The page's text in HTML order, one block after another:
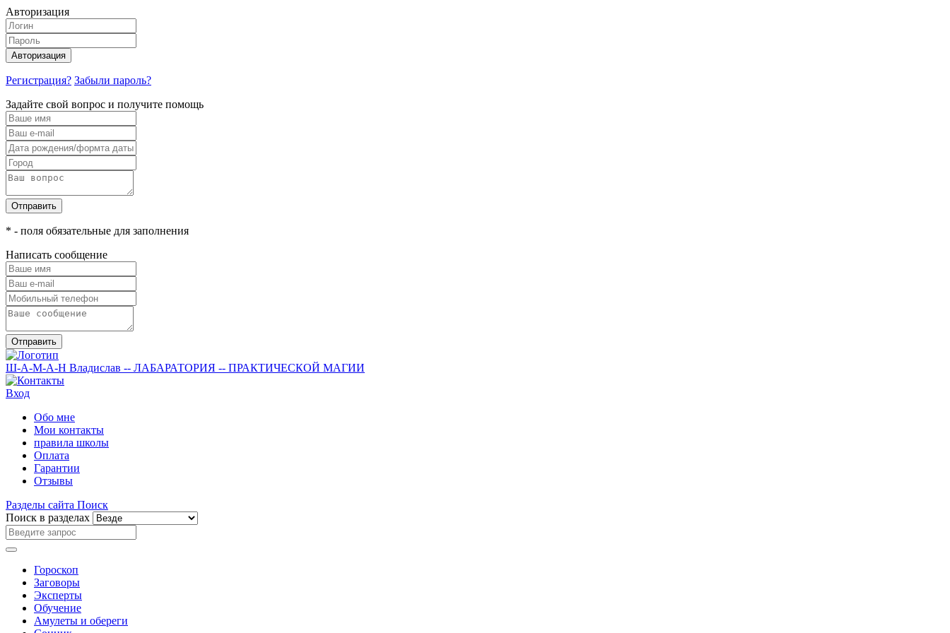
Авторизация
Авторизация
Регистрация? Забыли пароль?
Задайте свой вопрос и получите помощь
Отправить
* - поля обязательные для заполнения
Написать сообщение
Отправить
Ш-А-М-А-Н Владислав -- ЛАБАРАТОРИЯ -- ПРАКТИЧЕСКОЙ МАГИИ
Вход
Обо мне
Мои контакты
правила школы
Оплата
Гарантии
Отзывы
Разделы сайта Поиск
Поиск в разделах
Гороскоп
Заговоры
Эксперты
Обучение
Амулеты и обереги